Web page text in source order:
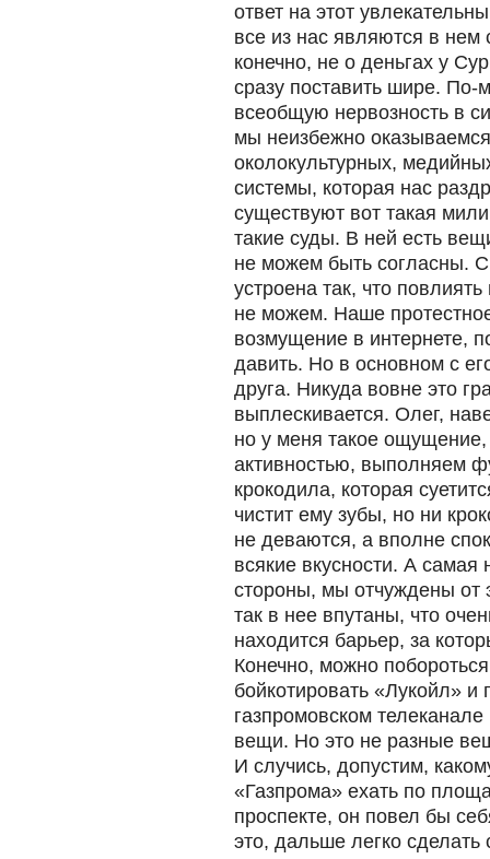
ответ на этот
все из нас являются в нем
конечно, не о деньгах у
сразу поставить шире. По-
всеобщую нервозность в
мы неизбежно
околокультурных,
системы, которая нас
существуют вот такая
такие суды. В ней есть
не можем быть согласны.
устроена так, что
не можем. Наше
возмущение в интернете,
давить. Но в основном с
друга. Никуда вовне это
выплескивается. Олег,
но у меня такое
активностью, выполняем
крокодила, которая
чистит ему зубы, но ни
не деваются, а вполне
всякие вкусности. А
стороны, мы отчуждены от
так в нее впутаны, что
находится барьер, за
Конечно, можно
бойкотировать «Лукойл» и
газпромовском
вещи. Но это не разные
И случись, допустим,
«Газпрома» ехать по
проспекте, он повел бы
это, дальше легко